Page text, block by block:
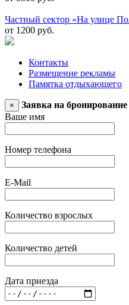
Частный сектор «На улице
от 1200 руб.
Контакты
Размещение рекламы
Памятка отдыхающего
×
Заявка на бронирование
Ваше имя
Номер телефона
E-Mail
Количество взрослых
Количество детей
Дата приезда